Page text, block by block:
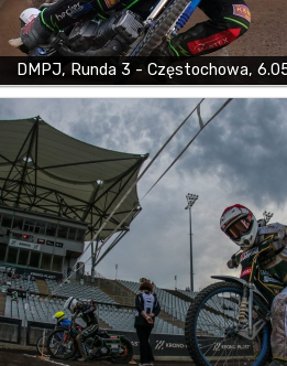
DMPJ, Runda 3 - Częstochowa,